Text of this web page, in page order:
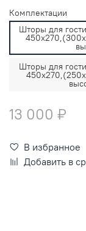
Комплектации
Шторы для
Шторы для
13 000 ₽
В избранное
Добавить в